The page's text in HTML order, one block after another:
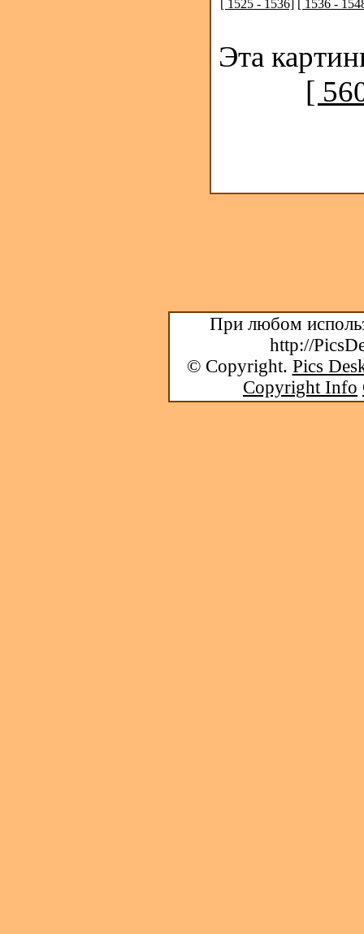
[ 1525 - 1536] [ 1536 -
Эта
[
При любом
http://
© Copyright. Pics
Copyright Info